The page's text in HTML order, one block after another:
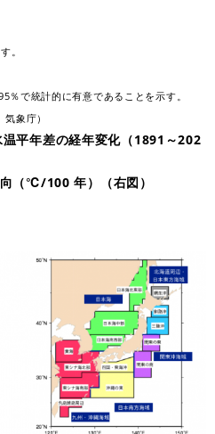
。
％で統計的に有意であることを示す。
象庁）
平年差の経年変化（1891～202
（℃/100 年）（右図）